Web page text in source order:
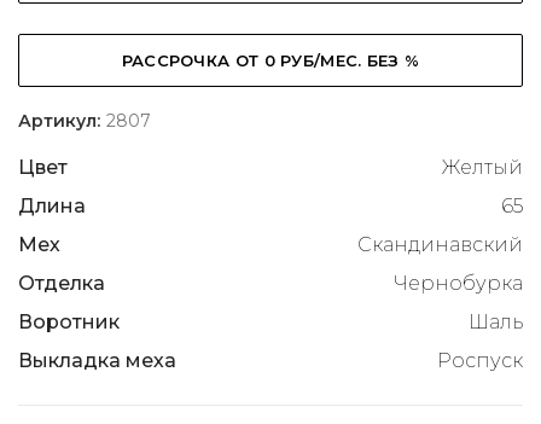
РАССРОЧКА ОТ 0 РУБ/МЕС. БЕЗ %
Артикул: 2807
Цвет
Желтый
Длина
65
Мех
Скандинавский
Отделка
Чернобурка
Воротник
Шаль
Выкладка меха
Роспуск